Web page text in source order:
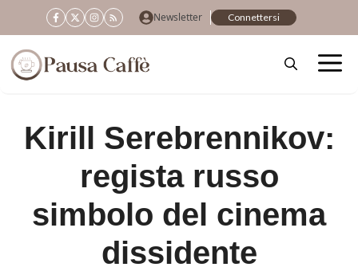
al
contenuto
Newsletter Connettersi
Kirill Serebrennikov:
regista russo
simbolo del cinema
dissidente